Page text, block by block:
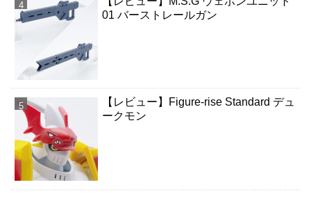
01 バーストレールガン
【レビュー】Figure-rise Standard デュ
ークモン